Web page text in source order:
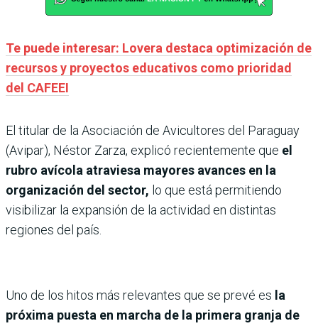
Te puede interesar: Lovera destaca optimización de
recursos y proyectos educativos como prioridad
del CAFEEI
El titular de la Asociación de Avicultores del Paraguay
(Avipar), Néstor Zarza, explicó recientemente que el
rubro avícola atraviesa mayores avances en la
organización del sector, lo que está permitiendo
visibilizar la expansión de la actividad en distintas
regiones del país.
Uno de los hitos más relevantes que se prevé es la
próxima puesta en marcha de la primera granja de